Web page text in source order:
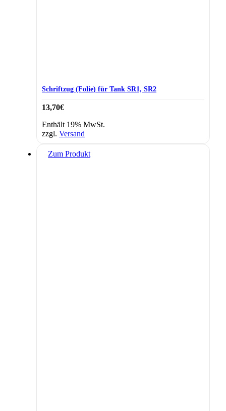
Schriftzug (Folie) für Tank SR1, SR2
13,70€
Enthält 19% MwSt.
zzgl. Versand
Zum Produkt